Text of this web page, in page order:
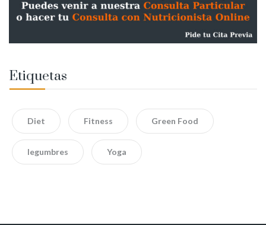
Etiquetas
Diet Fitness Green Food
legumbres Yoga